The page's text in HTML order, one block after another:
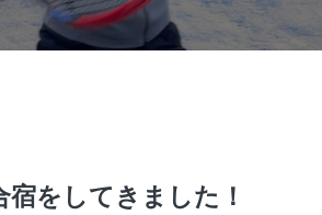
宿をしてきました！